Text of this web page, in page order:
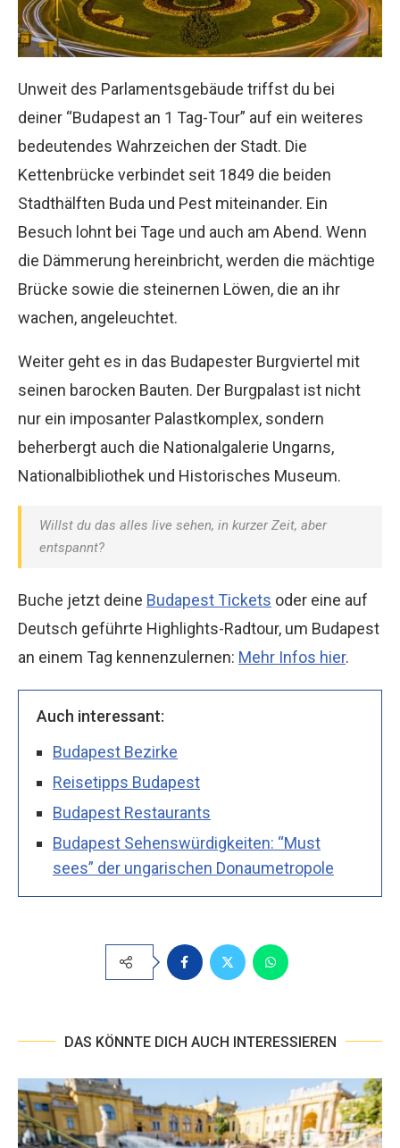
Unweit des Parlamentsgebäude triffst du bei
deiner “Budapest an 1 Tag-Tour” auf ein weiteres
bedeutendes Wahrzeichen der Stadt. Die
Kettenbrücke verbindet seit 1849 die beiden
Stadthälften Buda und Pest miteinander. Ein
Besuch lohnt bei Tage und auch am Abend. Wenn
die Dämmerung hereinbricht, werden die mächtige
Brücke sowie die steinernen Löwen, die an ihr
wachen, angeleuchtet.
Weiter geht es in das Budapester Burgviertel mit
seinen barocken Bauten. Der Burgpalast ist nicht
nur ein imposanter Palastkomplex, sondern
beherbergt auch die Nationalgalerie Ungarns,
Nationalbibliothek und Historisches Museum.
Willst du das alles live sehen, in kurzer Zeit, aber
entspannt?
Buche jetzt deine Budapest Tickets oder eine auf
Deutsch geführte Highlights-Radtour, um Budapest
an einem Tag kennenzulernen: Mehr Infos hier.
Auch interessant:
Budapest Bezirke
Reisetipps Budapest
Budapest Restaurants
Budapest Sehenswürdigkeiten: “Must
sees” der ungarischen Donaumetropole
DAS KÖNNTE DICH AUCH INTERESSIEREN